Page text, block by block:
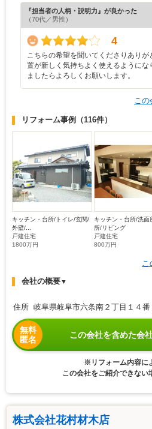
『担当者の人柄・説明力』が良かった
（70代／男性）
4
こちらの希望を聞いてくださりあり
置が新しく気持ちよく使えるようにな
ましたらよろしくお願いします。
この
リフォーム事例 （116件）
キッチン・台所/トイレ/玄関/
外壁/...
戸建住宅
1800万円
キッチン・台所/洗面
所/リビング
戸建住宅
800万円
こ
会社の概要▼
住所 岐阜県岐阜市六条南２丁目１４番
無料
匿名
この会社を含めた会
※リフォーム内容に
この会社をご紹介できない
株式会社花村材木店